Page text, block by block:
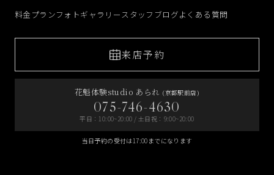
料金プランフォトギャラリースタッフブログよくある質問
来店予約
花魁体験studio あられ (京都駅前店)
075-746-4630
平日：10:00~20:00 / 土日祝：9:00~20:00
当日予約の受付は17:00までになります